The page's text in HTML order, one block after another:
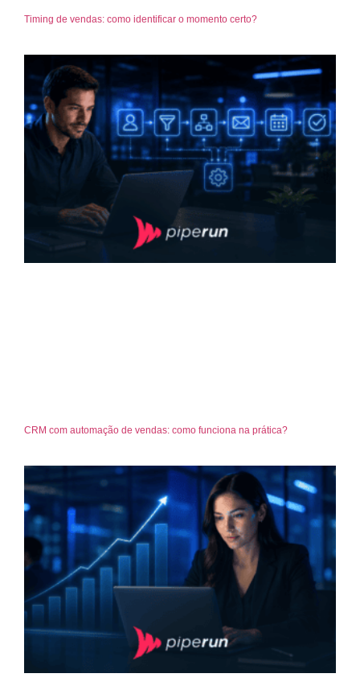
Timing de vendas: como identificar o momento certo?
CRM com automação de vendas: como funciona na prática?